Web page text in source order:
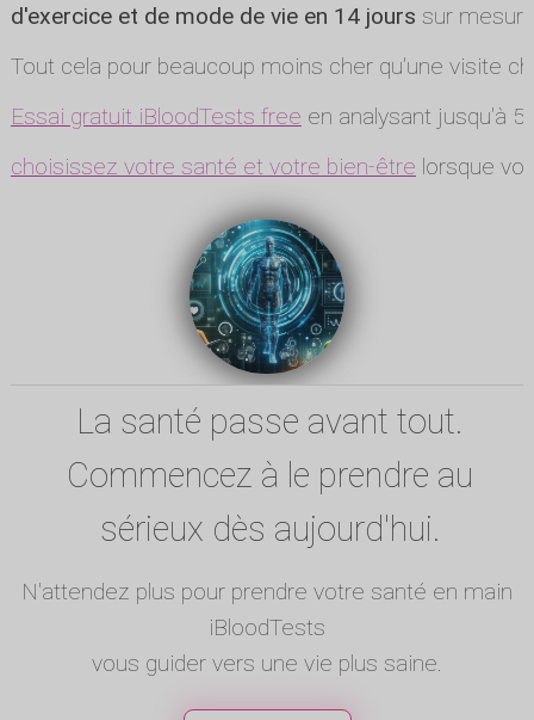
d'exercice et de mode de vie en 14 jours sur
Tout cela pour beaucoup moins cher qu'une visite
Essai gratuit iBloodTests free en analysant jusqu'à
choisissez votre santé et votre bien-être lorsque
La santé passe avant tout.
Commencez à le prendre au
sérieux dès aujourd'hui.
N'attendez plus pour prendre votre santé en main
iBloodTests
vous guider vers une vie plus saine.